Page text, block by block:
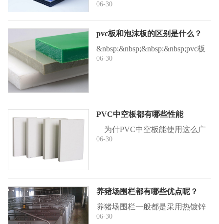
的粮食除了供应自己食用之外，
粮食生产和运输过程中所需要的
的，比如说 ...
06-30
pvc板和泡沫板的区别是什么？
&nbsp;&nbsp;&nbsp;&nbsp;pvc板
在人们的日常日子中随处可见，
06-30
PVC中空板都有哪些性能
为什PVC中空板能使用这么广
泛呢?这种板材有什么样的优点
有哪些呢? 1、 ...
06-30
养猪场围栏都有哪些优点呢？
养猪场围栏一般都是采用热镀锌
技术来进行防护，这样的围栏用
06-30